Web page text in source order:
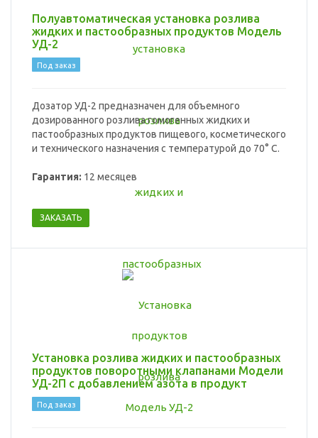
Полуавтоматическая установка розлива
жидких и пастообразных продуктов Модель
УД-2
Под заказ
Дозатор УД-2 предназначен для объемного
дозированного розлива гомогенных жидких и
пастообразных продуктов пищевого, косметического
и технического назначения с температурой до 70° С.
Гарантия: 12 месяцев
ЗАКАЗАТЬ
Установка розлива жидких и пастообразных
продуктов поворотными клапанами Модели
УД-2П с добавлением азота в продукт
Под заказ